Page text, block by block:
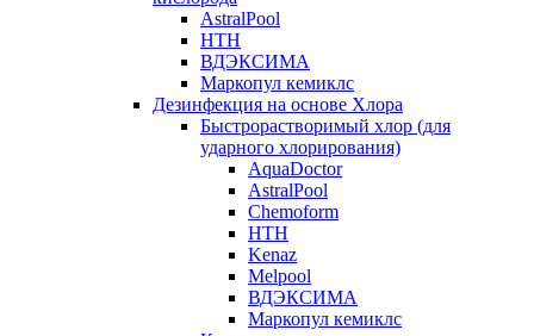
AstralPool
HTH
ВДЭКСИМА
Маркопул кемиклс
Дезинфекция на основе Хлора
Быстрорастворимый хлор (для
ударного хлорирования)
AquaDoctor
AstralPool
Chemoform
HTH
Kenaz
Melpool
ВДЭКСИМА
Маркопул кемиклс